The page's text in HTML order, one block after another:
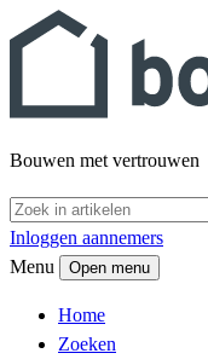
Bouwen met vertrouwen
Inloggen aannemers
Menu
Open menu
Home
Zoeken